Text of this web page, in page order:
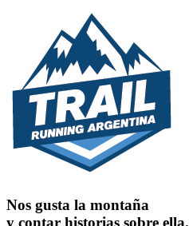
Nos gusta la montaña
y contar historias sobre ella.